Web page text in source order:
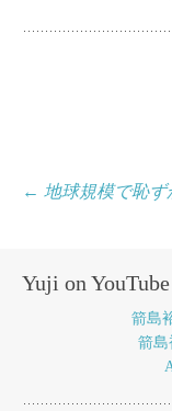
投← 地球規模で恥ず
Yuji on YouTube
箭島
箭島